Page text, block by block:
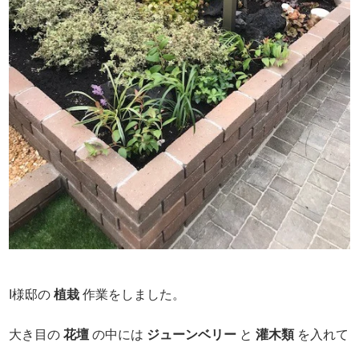
I様邸の植栽作業をしました。
大き目の花壇の中には ジューンベリー と灌木類 を入れて